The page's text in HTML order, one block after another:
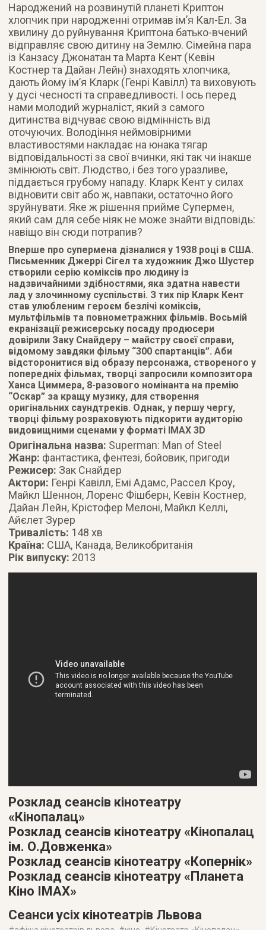
Народжений на розвинутій планеті Криптон
хлопчик при народженні отримав ім’я Кал-Ел. За
хвилину до руйнування Криптона батько-вчений
відправляє свою дитину на Землю. Сімейна пара
із Канзасу Джонатан та Марта Кент (Кевін
Костнер та Дайан Лейн) знаходять хлопчика,
дають йому ім’я Кларк (Генрі Кавілл) та виховують
у дусі чесності та справедливості. І ось перед
нами молодий журналіст, який з самого
дитинства відчуває свою відмінність від
оточуючих. Володіння неймовірними
властивостями накладає на юнака тягар
відповідальності за свої вчинки, які так чи інакше
змінюють світ. Людство, і без того уразливе,
піддається грубому нападу. Кларк Кент у силах
відновити світ або ж, навпаки, остаточно його
зруйнувати. Яке ж рішення прийме Супермен,
який сам для себе ніяк не може знайти відповідь:
навіщо він сюди потрапив?
Вперше про супермена дізналися у 1938 році в США.
Письменник Джеррі Сігел та художник Джо Шустер
створили серію коміксів про людину із
надзвичайними здібностями, яка здатна навести
лад у злочинному суспільстві. З тих пір Кларк Кент
став улюбленим героєм безлічі коміксів,
мультфільмів та повнометражних фільмів. Восьмій
екранізації режисерську посаду продюсери
довірили Заку Снайдеру – майстру своєї справи,
відомому завдяки фільму “300 спартанців”. Аби
відсторонитися від образу персонажа, створеного у
попередніх фільмах, творці запросили композитора
Ханса Циммера, 8-разового номінанта на премію
“Оскар” за кращу музику, для створення
оригінальних саундтреків. Однак, у першу чергу,
творці фільму розраховують підкорити аудиторію
видовищними сценами у форматі ІМАХ 3D
Оригінальна назва: Superman: Man of Steel
Жанр: фантастика, фентезі, бойовик, пригоди
Режисер: Зак Снайдер
Актори: Генрі Кавілл, Емі Адамс, Рассел Кроу,
Майкл Шеннон, Лоренс Фішберн, Кевін Костнер,
Дайан Лейн, Крістофер Мелоні, Майкл Келлі,
Айєлет Зурер
Тривалість: 148 хв
Країна: США, Канада, Великобританія
Рік випуску: 2013
Розклад сеансів кінотеатру
«Кінопалац»
Розклад сеансів кінотеатру «Кінопалац
ім. О.Довженка»
Розклад сеансів кінотеатру «Копернік»
Розклад сеансів кінотеатру «Планета
Кіно IMAX»
Сеанси усіх кінотеатрів Львова